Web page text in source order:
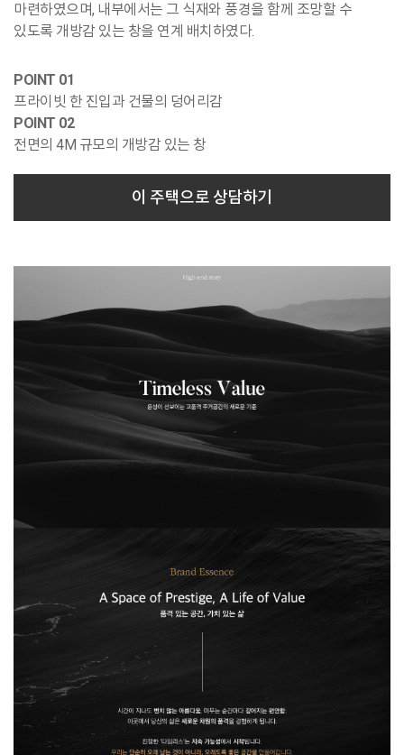
마련하였으며, 내부에서는 그 식재와 풍경을 함께 조망할 수
있도록 개방감 있는 창을 연계 배치하였다.
POINT 01
프라이빗 한 진입과 건물의 덩어리감
POINT 02
전면의 4M 규모의 개방감 있는 창
이 주택으로 상담하기